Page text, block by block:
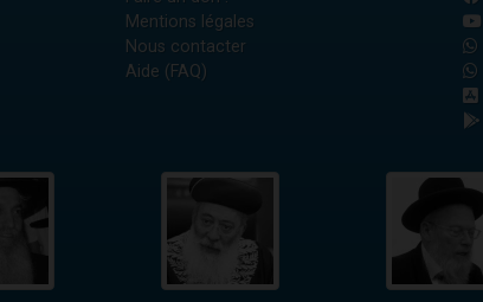
Mentions légales
Nous contacter
Aide (FAQ)